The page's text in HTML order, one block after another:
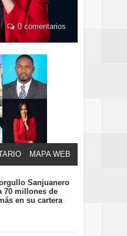
0 comentarios
MAPA WEB
Sanjuanero
70 millones de
en su cartera